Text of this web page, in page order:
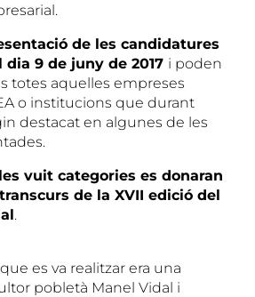
de les candidatures
9 de juny de 2017 i poden
totes aquelles empreses
o institucions que durant
destacat en algunes de les
vuit categories es donaran
de la XVII edició del
.
es va realitzar era una
pobletà Manel Vidal i